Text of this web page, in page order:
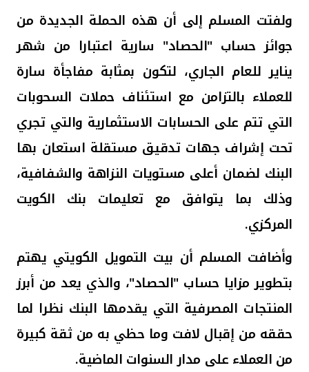
المملكة المتحدة
مملكة البحرين
ولفتت المسلم إلى أن هذه الحملة الجديدة من
جوائز حساب "الحصاد" سارية اعتبارا من شهر
يناير للعام الجاري، لتكون بمثابة مفاجأة سارة
للعملاء بالتزامن مع استئناف حملات السحوبات
التي تتم على الحسابات الاستثمارية والتي تجري
تحت إشراف جهات تدقيق مستقلة استعان بها
البنك لضمان أعلى مستويات النزاهة والشفافية،
وذلك بما يتوافق مع تعليمات بنك الكويت
المركزي.
وأضافت المسلم أن بيت التمويل الكويتي يهتم
بتطوير مزايا حساب "الحصاد"، والذي يعد من أبرز
المنتجات المصرفية التي يقدمها البنك نظرا لما
حققه من إقبال لافت وما حظي به من ثقة كبيرة
من العملاء على مدار السنوات الماضية.